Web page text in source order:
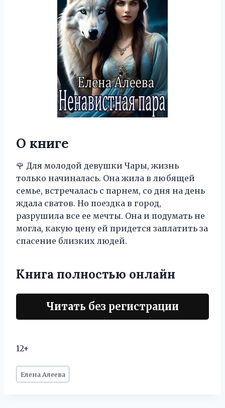
О книге
🌹 Для молодой девушки Чары, жизнь
только начиналась. Она жила в любящей
семье, встречалась с парнем, со дня на день
ждала сватов. Но поездка в город,
разрушила все ее мечты. Она и подумать не
могла, какую цену ей придется заплатить за
спасение близких людей.
Книга полностью онлайн
Читать без регистрации
12+
Метки
записи:
Елена Алеева